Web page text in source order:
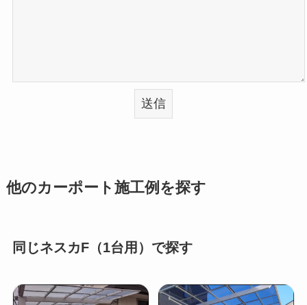
他のカーポート施工例を探す
同じネスカF（1台用）で探す